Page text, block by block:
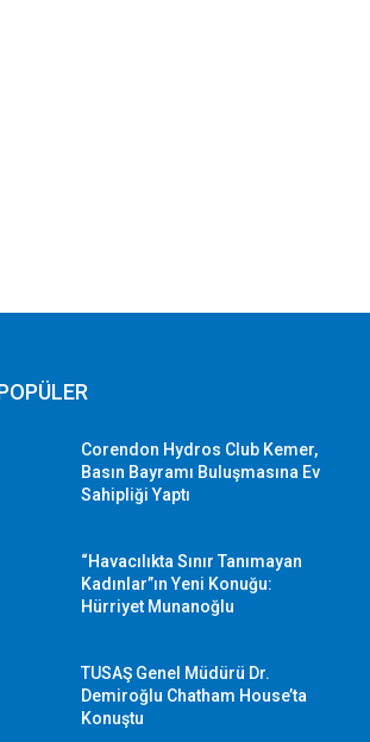
Corendon Hydros Club Kemer,
Basın Bayramı Buluşmasına Ev
Sahipliği Yaptı
“Havacılıkta Sınır Tanımayan
Kadınlar”ın Yeni Konuğu:
Hürriyet Munanoğlu
TUSAŞ Genel Müdürü Dr.
Demiroğlu Chatham House’ta
Konuştu